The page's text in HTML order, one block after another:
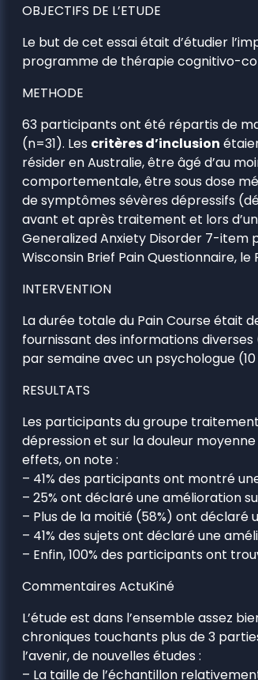
OBJECTIFS DE L’ETUDE
Le but de cet essai était d’étudier
programme de thérapie cognitivo-
METHODE
63 participants ont été répartis de
(n=31). Les critères d’inclusion
résider en Australie, être âgé d’au
comportementale, être sous dose
de symptômes sévères dépressifs
avant et après traitement et lors
Generalized Anxiety Disorder 7-item
Wisconsin Brief Pain Questionnaire,
INTERVENTION
La durée totale du Pain Course était
fournissant des informations
par semaine avec un psychologue
RESULTATS
Les participants du groupe
dépression et sur la douleur
effets, on note :
– 41% des participants ont montré
– 25% ont déclaré une amélioration
– Plus de la moitié (58%) ont déclaré
– 41% des sujets ont déclaré une
– Enfin, 100% des participants ont
Commentaires ActuKiné
L’étude est dans l’ensemble assez
chroniques touchants plus de 3
l’avenir, de nouvelles études :
– La taille de l’échantillon